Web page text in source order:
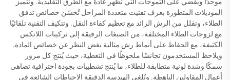
الموديلات المتطورة بغرف تفتيت متعددة المراحل تُحسّن خصائص تدفق
الطلاء، وتقلل من الرش الزائد مع تعظيم كفاءة النقل. وتتكيف التقنية تلقائيًا
مع لزوجات الطلاء المختلفة، من الصبغات الرقيقة إلى تركيبات اللاتكس
الكثيفة، مع الحفاظ على أنماط رش مثالية بغض النظر عن خصائص المادة.
ويلاحظ المستخدمون تجانسًا ملحوظًا في التغطية، حيث يُنتج كل مرور
سمكًا وشدة لونية متطابقة للطلاء، ما يُنتج تشطيبات بجودة احترافية تضاهي
أعمال المقاولين الباهظة. وتُلغي الهندسة الدقيقة الإحباطات الشائعة في